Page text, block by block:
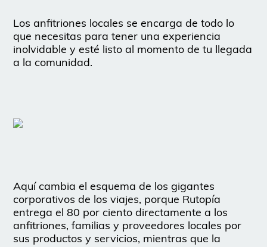
Los anfitriones locales se encarga de todo lo
que necesitas para tener una experiencia
inolvidable y esté listo al momento de tu llegada
a la comunidad.
Aquí cambia el esquema de los gigantes
corporativos de los viajes, porque Rutopía
entrega el 80 por ciento directamente a los
anfitriones, familias y proveedores locales por
sus productos y servicios, mientras que la